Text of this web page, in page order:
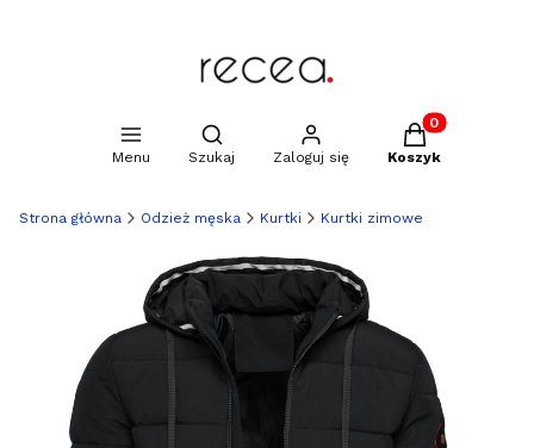
Menu
Otwórz wyszukiwarkę
Szukaj Zaloguj się
Produkty w
Koszyk
Strona główna Odzież męska Kurtki Kurtki zimowe